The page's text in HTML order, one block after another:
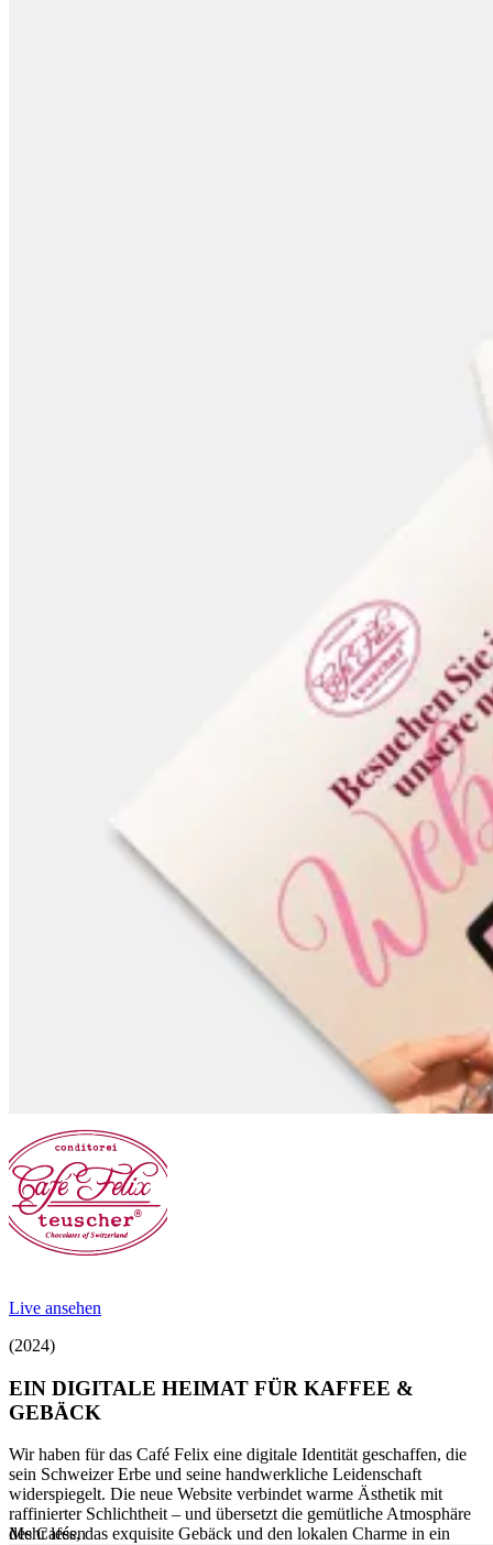
Live ansehen
(2024)
EIN DIGITALE HEIMAT FÜR KAFFEE &
GEBÄCK
Wir haben für das Café Felix eine digitale Identität geschaffen, die
sein Schweizer Erbe und seine handwerkliche Leidenschaft
widerspiegelt. Die neue Website verbindet warme Ästhetik mit
raffinierter Schlichtheit – und übersetzt die gemütliche Atmosphäre
des Cafés, das exquisite Gebäck und den lokalen Charme in ein
Mehr lesen